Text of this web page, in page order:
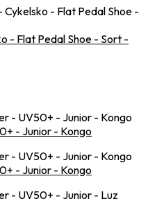
- Flat Pedal Shoe - Sort -
- Junior - Kongo
- Junior - Kongo